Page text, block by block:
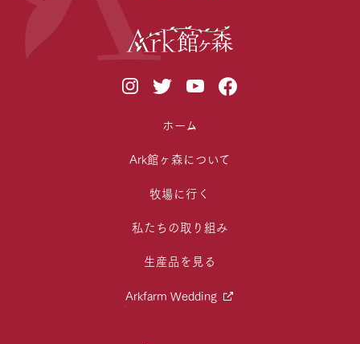
ホーム
Ark館ヶ森について
牧場に行く
私たちの取り組み
生産品を見る
Arkfarm Wedding